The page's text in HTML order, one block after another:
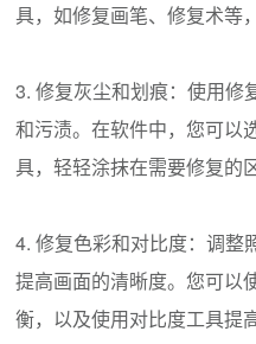
具，如修复画笔、修复术等
3. 修复灰尘和划痕：使用修
和污渍。在软件中，您可以
具，轻轻涂抹在需要修复的
4. 修复色彩和对比度：调整
提高画面的清晰度。您可以
衡，以及使用对比度工具提